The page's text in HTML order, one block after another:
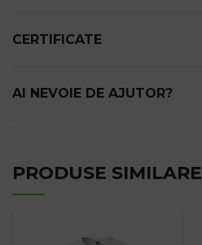
CERTIFICATE
AI NEVOIE DE AJUTOR?
PRODUSE SIMILARE